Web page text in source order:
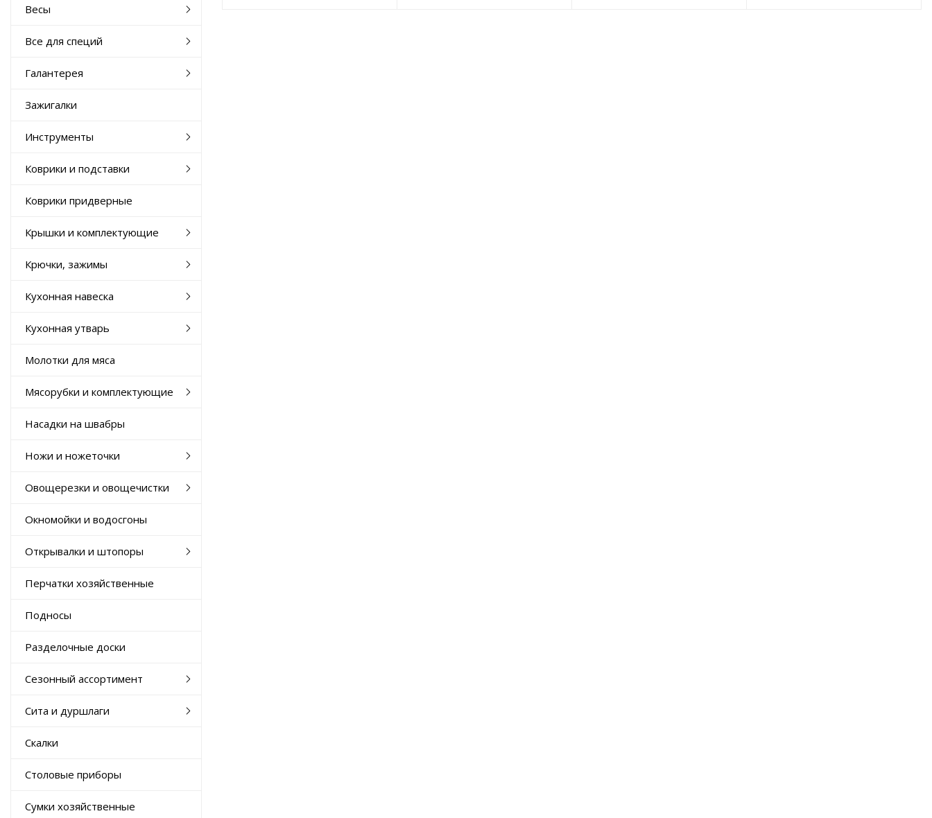
Весы
Все для специй
Галантерея
Зажигалки
Инструменты
Коврики и подставки
Коврики придверные
Крышки и комплектующие
Крючки, зажимы
Кухонная навеска
Кухонная утварь
Молотки для мяса
Мясорубки и комплектующие
Насадки на швабры
Ножи и ножеточки
Овощерезки и овощечистки
Окномойки и водосгоны
Открывалки и штопоры
Перчатки хозяйственные
Подносы
Разделочные доски
Сезонный ассортимент
Сита и дуршлаги
Скалки
Столовые приборы
Сумки хозяйственные